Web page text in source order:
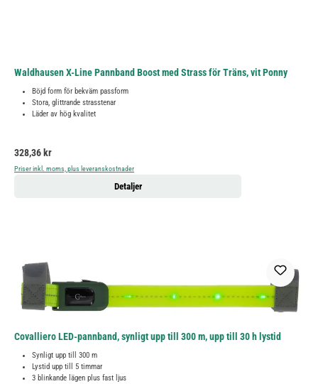
Waldhausen X-Line Pannband Boost med Strass för Träns, vit Ponny
Böjd form för bekväm passform
Stora, glittrande strasstenar
Läder av hög kvalitet
Ordinarie pris:
328,36 kr
Priser inkl. moms, plus leveranskostnader
Detaljer
Covalliero LED-pannband, synligt upp till 300 m, upp till 30 h lystid
Synligt upp till 300 m
Lystid upp till 5 timmar
3 blinkande lägen plus fast ljus